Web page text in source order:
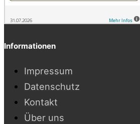
Informationen
Impressum
Datenschutz
Kontakt
Über uns